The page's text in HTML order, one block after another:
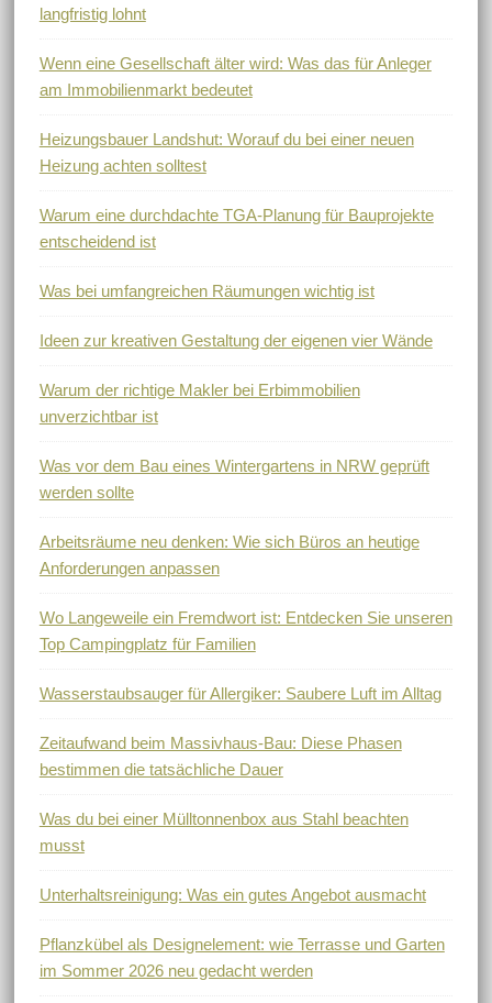
langfristig lohnt
Wenn eine Gesellschaft älter wird: Was das für Anleger
am Immobilienmarkt bedeutet
Heizungsbauer Landshut: Worauf du bei einer neuen
Heizung achten solltest
Warum eine durchdachte TGA-Planung für Bauprojekte
entscheidend ist
Was bei umfangreichen Räumungen wichtig ist
Ideen zur kreativen Gestaltung der eigenen vier Wände
Warum der richtige Makler bei Erbimmobilien
unverzichtbar ist
Was vor dem Bau eines Wintergartens in NRW geprüft
werden sollte
Arbeitsräume neu denken: Wie sich Büros an heutige
Anforderungen anpassen
Wo Langeweile ein Fremdwort ist: Entdecken Sie unseren
Top Campingplatz für Familien
Wasserstaubsauger für Allergiker: Saubere Luft im Alltag
Zeitaufwand beim Massivhaus-Bau: Diese Phasen
bestimmen die tatsächliche Dauer
Was du bei einer Mülltonnenbox aus Stahl beachten
musst
Unterhaltsreinigung: Was ein gutes Angebot ausmacht
Pflanzkübel als Designelement: wie Terrasse und Garten
im Sommer 2026 neu gedacht werden